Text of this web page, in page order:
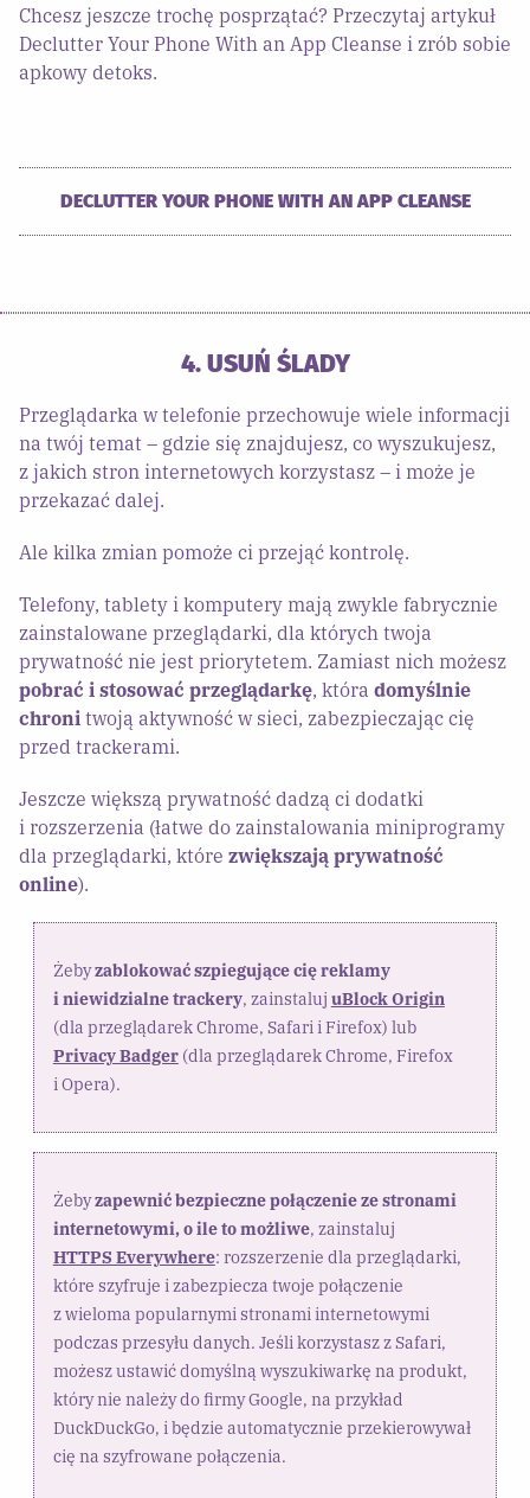
Chcesz jeszcze trochę posprzątać? Przeczytaj artykuł
Declutter Your Phone With an App Cleanse i zrób sobie
apkowy detoks.
DECLUTTER YOUR PHONE WITH AN APP CLEANSE
4. USUŃ ŚLADY
Przeglądarka w telefonie przechowuje wiele informacji
na twój temat – gdzie się znajdujesz, co wyszukujesz,
z jakich stron internetowych korzystasz – i może je
przekazać dalej.
Ale kilka zmian pomoże ci przejąć kontrolę.
Telefony, tablety i komputery mają zwykle fabrycznie
zainstalowane przeglądarki, dla których twoja
prywatność nie jest priorytetem. Zamiast nich możesz
pobrać i stosować przeglądarkę, która domyślnie
chroni twoją aktywność w sieci, zabezpieczając cię
przed trackerami.
Jeszcze większą prywatność dadzą ci dodatki
i rozszerzenia (łatwe do zainstalowania miniprogramy
dla przeglądarki, które zwiększają prywatność
online).
Żebyzablokować szpiegujące cię reklamy
i niewidzialne trackery, zainstaluj uBlock Origin
(dla przeglądarek Chrome, Safari i Firefox) lub
Privacy Badger(dla przeglądarek Chrome, Firefox
i Opera).
Żebyzapewnić bezpieczne połączenie ze stronami
internetowymi, o ile to możliwe, zainstaluj
HTTPS Everywhere: rozszerzenie dla przeglądarki,
które szyfruje i zabezpiecza twoje połączenie
z wieloma popularnymi stronami internetowymi
podczas przesyłu danych. Jeśli korzystasz z Safari,
możesz ustawić domyślną wyszukiwarkę na produkt,
który nie należy do firmy Google, na przykład
DuckDuckGo, i będzie automatycznie przekierowywał
cię na szyfrowane połączenia.